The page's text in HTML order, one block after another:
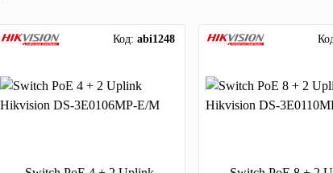
Код: abi1248